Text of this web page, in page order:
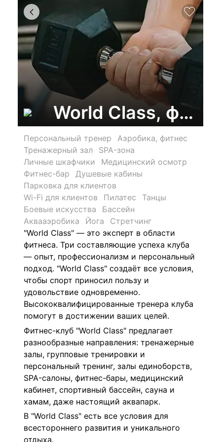
World Class,
Персональный тренер
Аэробика, фитнес
Тренажерный зал
SPA-зона
Личные шкафчики
Медицинский осмотр
Фитнес-бар
Душевые кабины
Парковка для клиентов
Wi-Fi для клиентов
Пилатес
Танцы
Боевые искусства
Бассейн
Аквааэробика
Йога
Стретчинг
"World Class" — это эксперт в области
фитнеса. Три составляющие успеха клуба
— опыт, профессионализм и персональный
подход. "World Class" создаёт все условия,
чтобы спорт приносил пользу и
удовольствие одновременно.
Высококвалифицированные тренера клуба
помогут в достижении ваших целей.
Фитнес-клуб "World Class" предлагает
разнообразные направления: тренажерные
залы, групповые тренировки и
персональный тренинг, залы единоборств,
SPA-салоны, фитнес-бары, медицинский
кабинет, спортивный бассейн, сауна и
хамам, даже настоящий аквапарк.
В "World Class" есть все условия для
всестороннего развития и уникального
отдыха.